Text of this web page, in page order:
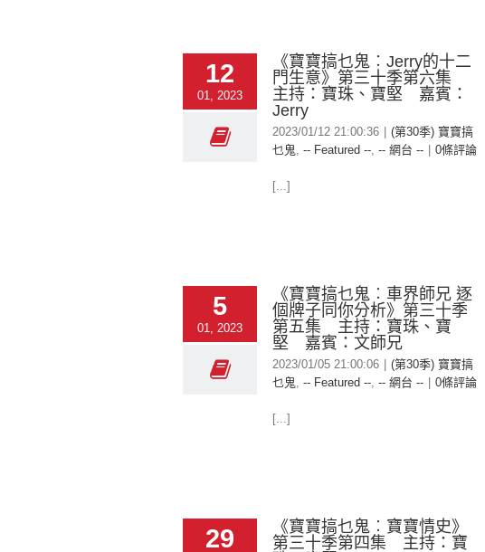
12
01, 2023
《寶寶搞乜鬼︰Jerry的十二
門生意》第三十季第六集
主持：寶珠、寶堅 嘉賓：
Jerry
2023/01/12 21:00:36
(第30季) 寶寶搞
乜鬼, -- Featured --, -- 網台 -- 0條評論
[...]
5
01, 2023
《寶寶搞乜鬼︰車界師兄 逐
個牌子同你分析》第三十季
第五集 主持：寶珠、寶
堅 嘉賓：文師兄
2023/01/05 21:00:06
(第30季) 寶寶搞
乜鬼, -- Featured --, -- 網台 -- 0條評論
[...]
29
《寶寶搞乜鬼︰寶寶情史》
第三十季第四集 主持：寶